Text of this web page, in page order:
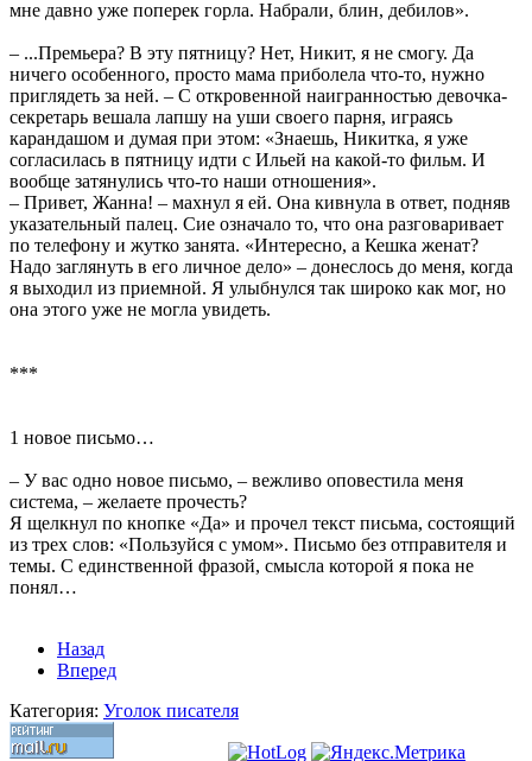
мне давно уже поперек горла. Набрали, блин, дебилов».
– ...Премьера? В эту пятницу? Нет, Никит, я не смогу. Да
ничего особенного, просто мама приболела что-то, нужно
приглядеть за ней. – С откровенной наигранностью девочка-
секретарь вешала лапшу на уши своего парня, играясь
карандашом и думая при этом: «Знаешь, Никитка, я уже
согласилась в пятницу идти с Ильей на какой-то фильм. И
вообще затянулись что-то наши отношения».
– Привет, Жанна! – махнул я ей. Она кивнула в ответ, подняв
указательный палец. Сие означало то, что она разговаривает
по телефону и жутко занята. «Интересно, а Кешка женат?
Надо заглянуть в его личное дело» – донеслось до меня, когда
я выходил из приемной. Я улыбнулся так широко как мог, но
она этого уже не могла увидеть.
***
1 новое письмо…
– У вас одно новое письмо, – вежливо оповестила меня
система, – желаете прочесть?
Я щелкнул по кнопке «Да» и прочел текст письма, состоящий
из трех слов: «Пользуйся с умом». Письмо без отправителя и
темы. С единственной фразой, смысла которой я пока не
понял…
Назад
Вперед
Категория: Уголок писателя